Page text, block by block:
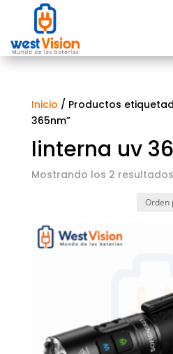
Inicio / Productos
365nm”
linterna uv
Mostrando los 2 resultados